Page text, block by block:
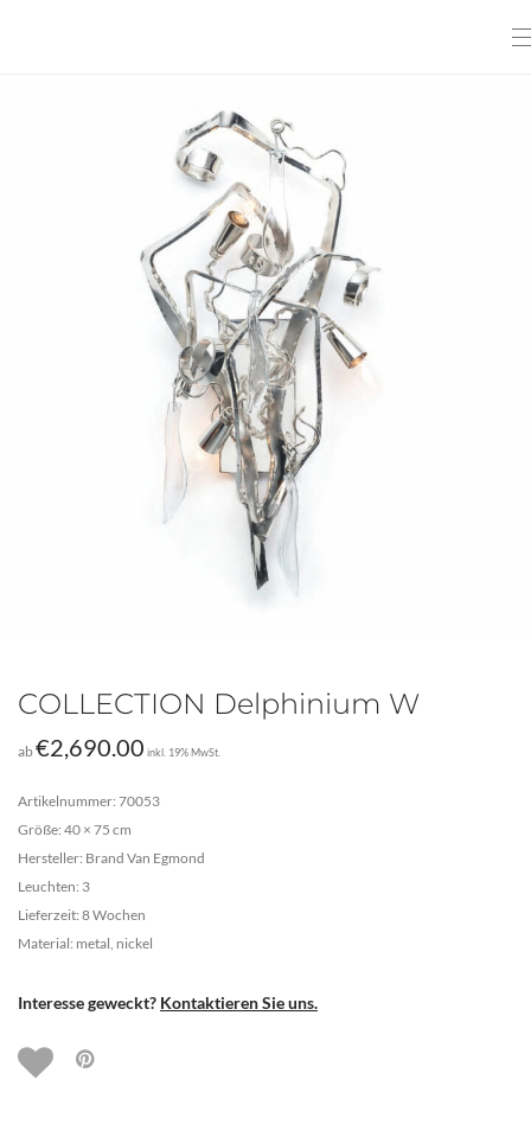
COLLECTION Delphinium W
ab€2,690.00 inkl. 19% MwSt.
Artikelnummer: 70053
Größe: 40 × 75 cm
Hersteller: Brand Van Egmond
Leuchten: 3
Lieferzeit: 8 Wochen
Material: metal, nickel
Interesse geweckt? Kontaktieren Sie uns.